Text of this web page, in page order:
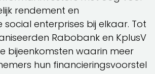
rendement en
enterprises bij elkaar. Tot
Rabobank en KplusV
bijeenkomsten waarin meer
hun financieringsvoorstel